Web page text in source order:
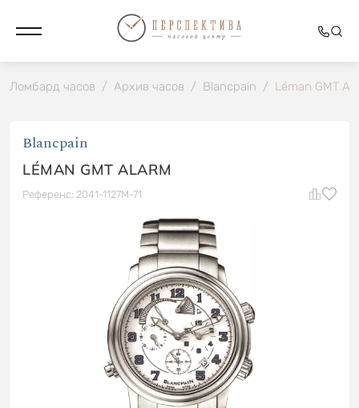
Ломбард часов / Архив часов / Blancpain / Léman GMT
Blancpain
LÉMAN GMT ALARM
Референс: 2041-1127M-71